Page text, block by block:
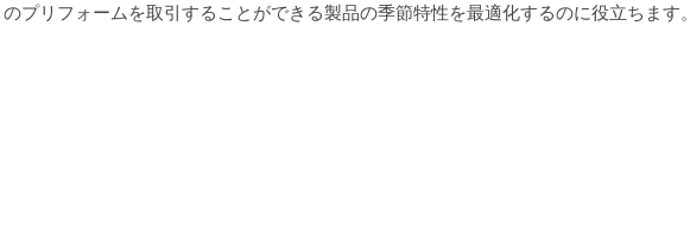
プリフォームを取引することができる製品の季節特性を最適化するのに役立ちます。